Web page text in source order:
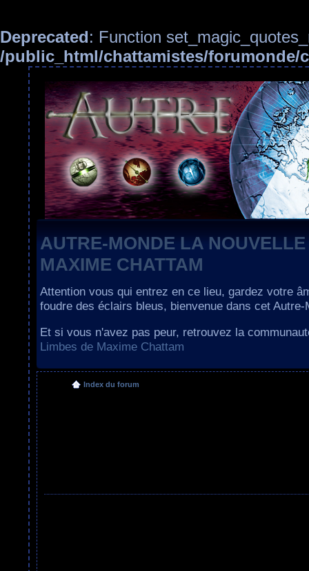
Deprecated: Function
/public_html/chattamistes/forumonde/
AUTRE-MONDE LA
MAXIME CHATTAM
Attention vous qui entrez en ce lieu, gardez votre
foudre des éclairs bleus, bienvenue dans cet Autre-
Et si vous n'avez pas peur, retrouvez la
Limbes de Maxime Chattam
Index du forum